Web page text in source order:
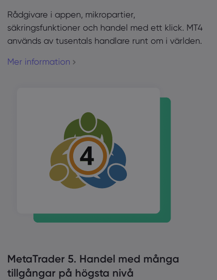
Rådgivare i appen, mikropartier,
säkringsfunktioner och handel med ett klick. MT4
används av tusentals handlare runt om i världen.
Mer information
MetaTrader 5. Handel med många
tillgångar på högsta nivå